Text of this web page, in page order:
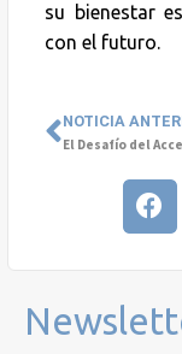
su bienestar
con el futuro.
NOTICIA